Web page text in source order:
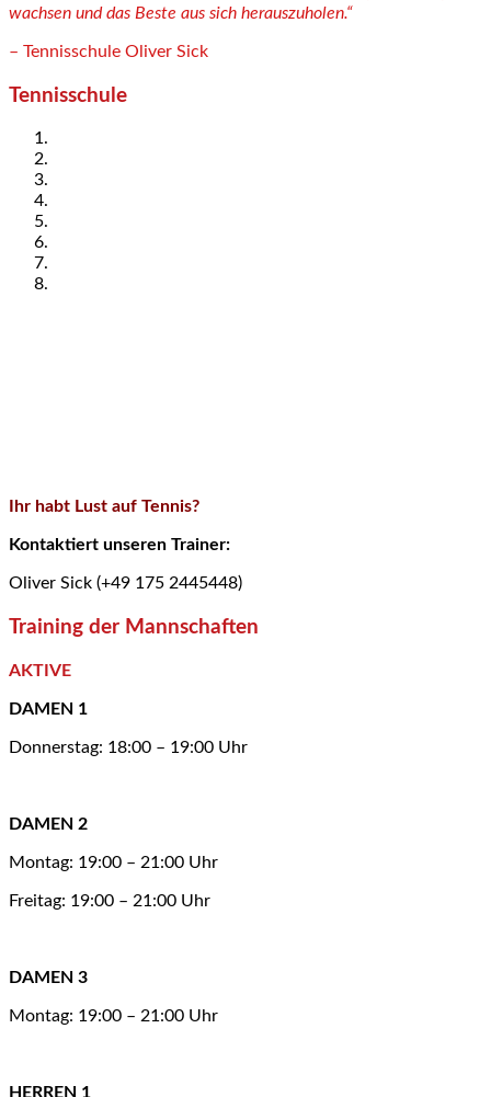
wachsen und das Beste aus sich herauszuholen.“
– Tennisschule Oliver Sick
Tennisschule
Ihr habt Lust auf Tennis?
Kontaktiert unseren Trainer:
Oliver Sick (+49 175 2445448)
Training der Mannschaften
AKTIVE
DAMEN 1
Donnerstag: 18:00 – 19:00 Uhr
DAMEN 2
Montag: 19:00 – 21:00 Uhr
Freitag: 19:00 – 21:00 Uhr
DAMEN 3
Montag: 19:00 – 21:00 Uhr
HERREN 1